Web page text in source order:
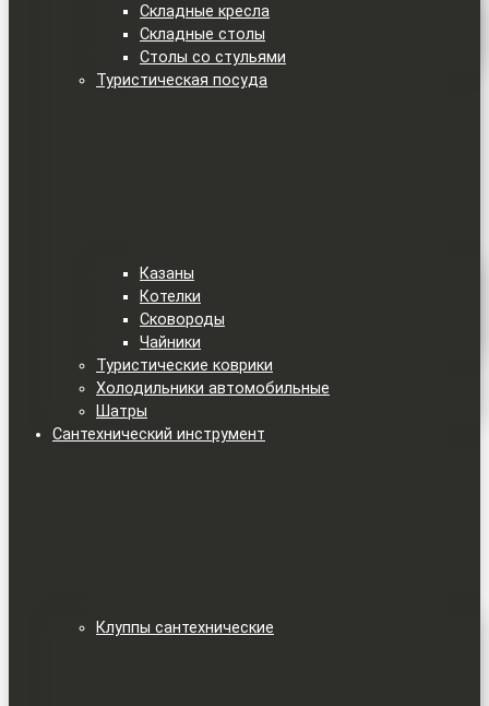
Складные кресла
Складные столы
Столы со стульями
Туристическая посуда
Казаны
Котелки
Сковороды
Чайники
Туристические коврики
Холодильники автомобильные
Шатры
Сантехнический инструмент
Клуппы сантехнические